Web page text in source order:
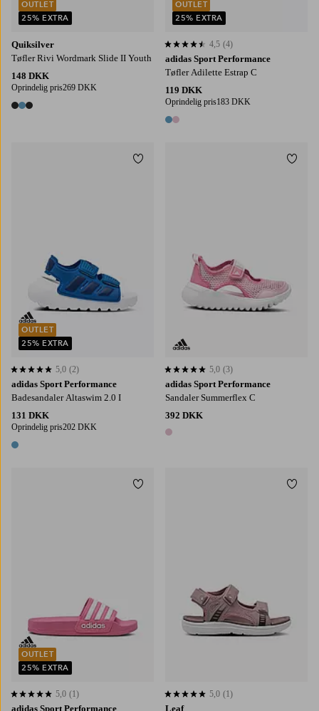
Quiksilver
Tøfler Rivi Wordmark Slide II Youth
148 DKK
Oprindelig pris269 DKK
3 farver
OUTLET
25% EXTRA
adidas Sport Performance
Tøfler Adilette Estrap C
119 DKK
Oprindelig pris183 DKK
2 farver
4,5 baseret på 4 bedømmelser
4,5 (4)
OUTLET
25% EXTRA
adidas Sport Performance
Badesandaler Altaswim 2.0 I
131 DKK
Oprindelig pris202 DKK
1 farve
5,0 baseret på 2 bedømmelser
5,0 (2)
OUTLET
25% EXTRA
Tilføj til favoritter
adidas Sport Performance
Sandaler Summerflex C
392 DKK
1 farve
5,0 baseret på 3 bedømmelser
5,0 (3)
adidas Sport Performance
5,0 baseret på 1 bedømmelser
5,0 (1)
OUTLET
25% EXTRA
Tilføj til favoritter
Leaf
5,0 baseret på 1 bedømmelser
5,0 (1)